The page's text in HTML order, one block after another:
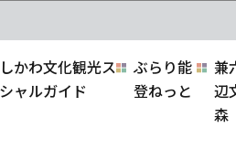
かわ文化観光ス
ャルガイド
ぶらり能
登ねっと
兼
辺
森